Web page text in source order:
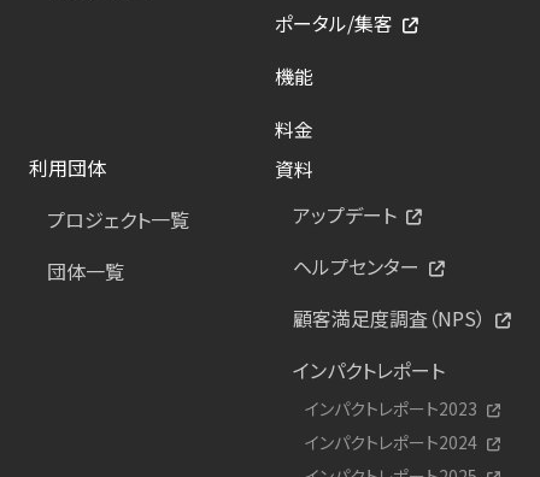
ポータル/集客
機能
料金
利用団体
プロジェクト一覧
団体一覧
資料
アップデート
ヘルプセンター
顧客満足度調査（NPS）
インパクトレポート
インパクトレポート2023
インパクトレポート2024